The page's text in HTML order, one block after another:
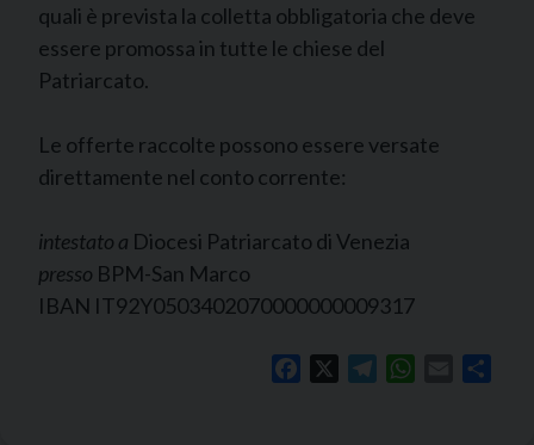
quali è prevista la colletta obbligatoria che deve
essere promossa in tutte le chiese del
Patriarcato.
Le offerte raccolte possono essere versate
direttamente nel conto corrente:
intestato a Diocesi Patriarcato di Venezia
presso BPM-San Marco
IBAN IT92Y0503402070000000009317
Facebook TelegramWhatsApp
Email